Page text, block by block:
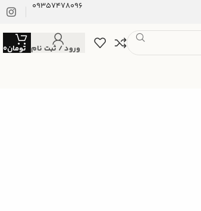
09357478096
ورود / ثبت نام تومان0